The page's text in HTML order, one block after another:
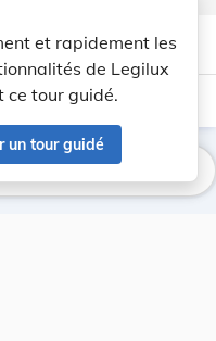
help Aide
et rapidement les
de Legilux
ce tour guidé.
un tour guidé
light_mode dark_mode